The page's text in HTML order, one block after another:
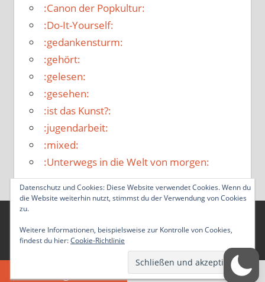
:Canon der Popkultur:
:Do-It-Yourself:
:gedankensturm:
:gehört:
:gelesen:
:gesehen:
:ist das Kunst?:
:jugendarbeit:
:mixed:
:Unterwegs in die Welt von morgen:
WordPress-Theme: Tortuga von ThemeZee.
Datenschutz und Cookies: Diese Website verwendet Cookies. Wenn du
die Website weiterhin nutzt, stimmst du der Verwendung von Cookies
zu.
Weitere Informationen, beispielsweise zur Kontrolle von Cookies,
findest du hier:Cookie-Richtlinie